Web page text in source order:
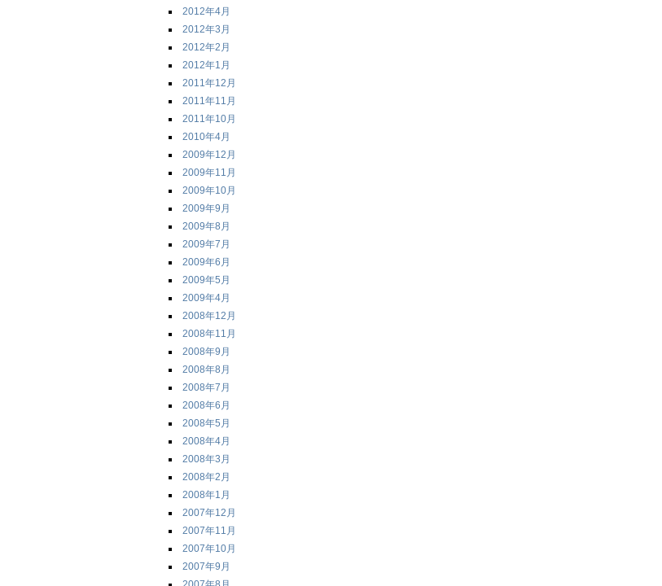
2012年4月
2012年3月
2012年2月
2012年1月
2011年12月
2011年11月
2011年10月
2010年4月
2009年12月
2009年11月
2009年10月
2009年9月
2009年8月
2009年7月
2009年6月
2009年5月
2009年4月
2008年12月
2008年11月
2008年9月
2008年8月
2008年7月
2008年6月
2008年5月
2008年4月
2008年3月
2008年2月
2008年1月
2007年12月
2007年11月
2007年10月
2007年9月